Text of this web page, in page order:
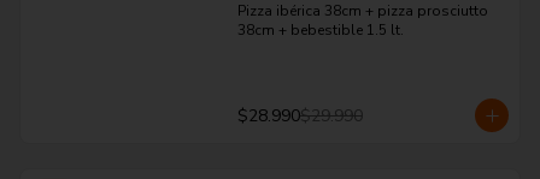
Pizza ibérica 38cm + pizza prosciutto
38cm + bebestible 1.5 lt.
$28.990$29.990